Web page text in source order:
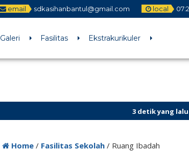
email sdkasihanbantul@gmail.com local 07:
Galeri Fasilitas Ekstrakurikuler
3 detik yang lalu/
Sekilas Info
Home/ Fasilitas Sekolah/ Ruang Ibadah